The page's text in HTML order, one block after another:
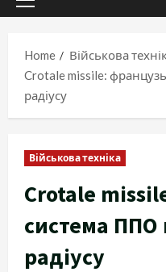
Primary
Home
Військова
Crotale missile:
радіусу
Військова техніка
Crotale
система ППО
радіусу